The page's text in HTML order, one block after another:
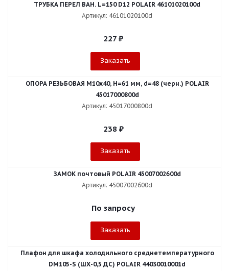
ТРУБКА ПЕРЕЛ ВАН. L=150 D12 POLAIR 46101020100d
Артикул: 46101020100d
227 ₽
Заказать
ОПОРА РЕЗЬБОВАЯ М10х40, Н=61 мм, d=48 (черн.) POLAIR
45017000800d
Артикул: 45017000800d
238₽
Заказать
ЗАМОК почтовый POLAIR 45007002600d
Артикул: 45007002600d
По запросу
Заказать
Плафон для шкафа холодильного среднетемпературного
DM105-S (ШХ-0,5 ДС) POLAIR 44030010001d